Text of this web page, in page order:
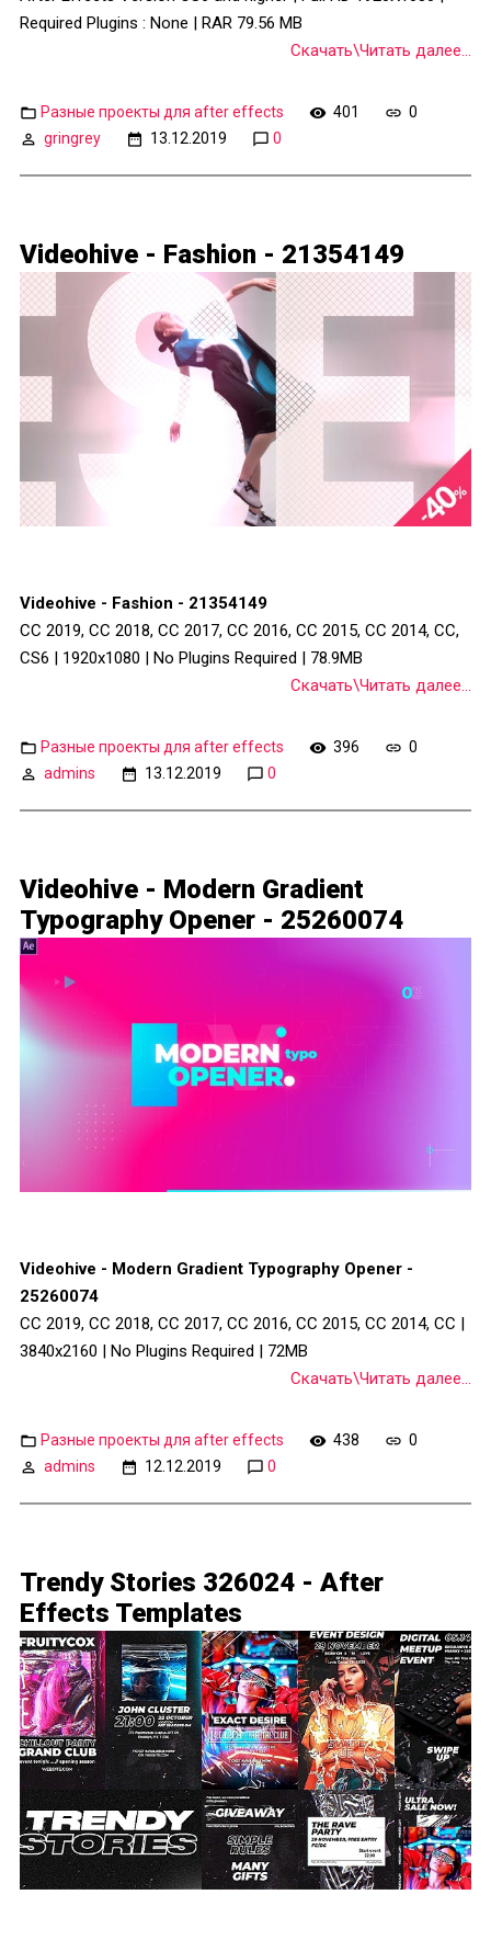
Required Plugins : None | RAR 79.56 MB
Скачать\Читать далее...
Разные проекты для after effects 401
0
gringrey
13.12.2019 0
Videohive - Fashion - 21354149
Videohive - Fashion - 21354149
CC 2019, CC 2018, CC 2017, CC 2016, CC 2015, CC 2014, CC,
CS6 | 1920x1080 | No Plugins Required | 78.9MB
Скачать\Читать далее...
Разные проекты для after effects 396
0
admins
13.12.2019 0
Videohive - Modern Gradient
Typography Opener - 25260074
Videohive - Modern Gradient Typography Opener -
25260074
CC 2019, CC 2018, CC 2017, CC 2016, CC 2015, CC 2014, CC |
3840x2160 | No Plugins Required | 72MB
Скачать\Читать далее...
Разные проекты для after effects 438
0
admins
12.12.2019 0
Trendy Stories 326024 - After
Effects Templates